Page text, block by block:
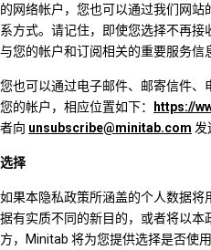
的网络帐户，您也可以通过我们网站
系方式。请记住，即使您选择不再
与您的帐户和订阅相关的重要服务信
您也可以通过电子邮件、邮寄信件
您的帐户，相应位置如下：
https://
者向 unsubscribe@minitab.com 发
选择
如果本隐私政策所涵盖的个人数据
据有实质不同的新目的，或者将以
方，Minitab 将为您提供选择是否使